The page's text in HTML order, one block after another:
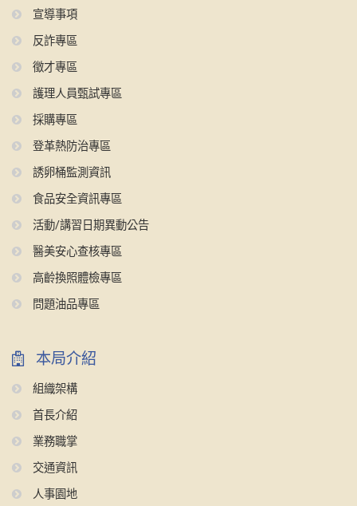
宣導事項
反詐專區
徵才專區
護理人員甄試專區
採購專區
登革熱防治專區
誘卵桶監測資訊
食品安全資訊專區
活動/講習日期異動公告
醫美安心查核專區
高齡換照體檢專區
問題油品專區
本局介紹
組織架構
首長介紹
業務職掌
交通資訊
人事園地